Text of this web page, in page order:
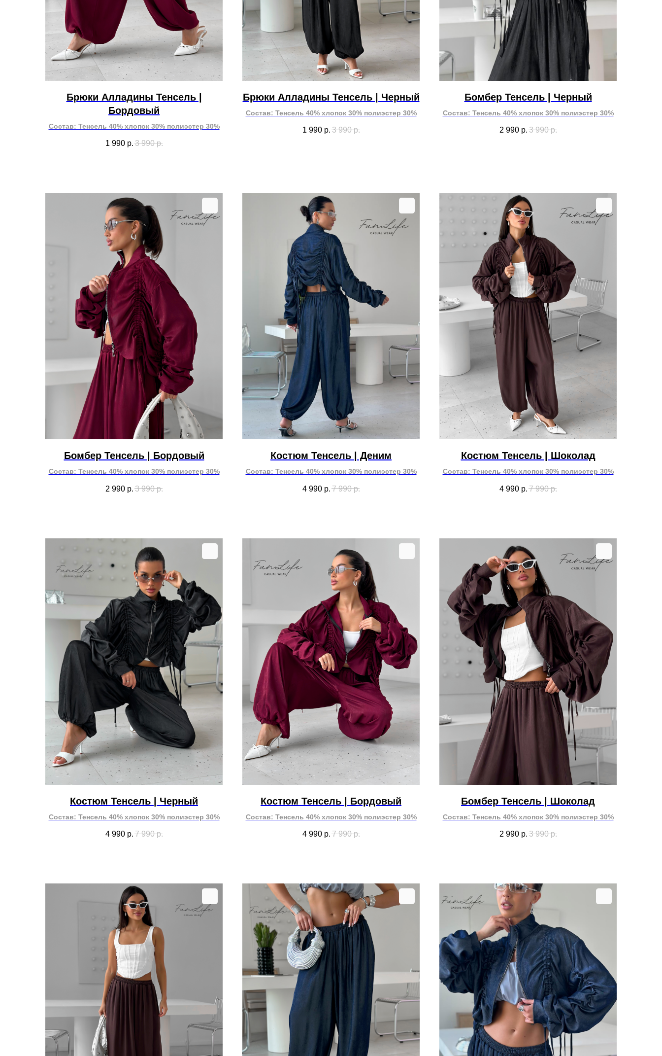
Брюки Алладины Тенсель |
Бордовый
Состав: Тенсель 40% хлопок 30% полиэстер 30%
1 990 р. 3 990 р.
Брюки Алладины Тенсель | Черный
Состав: Тенсель 40% хлопок 30% полиэстер 30%
1 990 р. 3 990 р.
Бомбер Тенсель | Черный
Состав: Тенсель 40% хлопок 30% полиэстер 30%
2 990 р. 3 990 р.
Бомбер Тенсель | Бордовый
Состав: Тенсель 40% хлопок 30% полиэстер 30%
2 990 р. 3 990 р.
Костюм Тенсель | Деним
Состав: Тенсель 40% хлопок 30% полиэстер 30%
4 990 р. 7 990 р.
Костюм Тенсель | Шоколад
Состав: Тенсель 40% хлопок 30% полиэстер 30%
4 990 р. 7 990 р.
Костюм Тенсель | Черный
Состав: Тенсель 40% хлопок 30% полиэстер 30%
4 990 р. 7 990 р.
Костюм Тенсель | Бордовый
Состав: Тенсель 40% хлопок 30% полиэстер 30%
4 990 р. 7 990 р.
Бомбер Тенсель | Шоколад
Состав: Тенсель 40% хлопок 30% полиэстер 30%
2 990 р. 3 990 р.